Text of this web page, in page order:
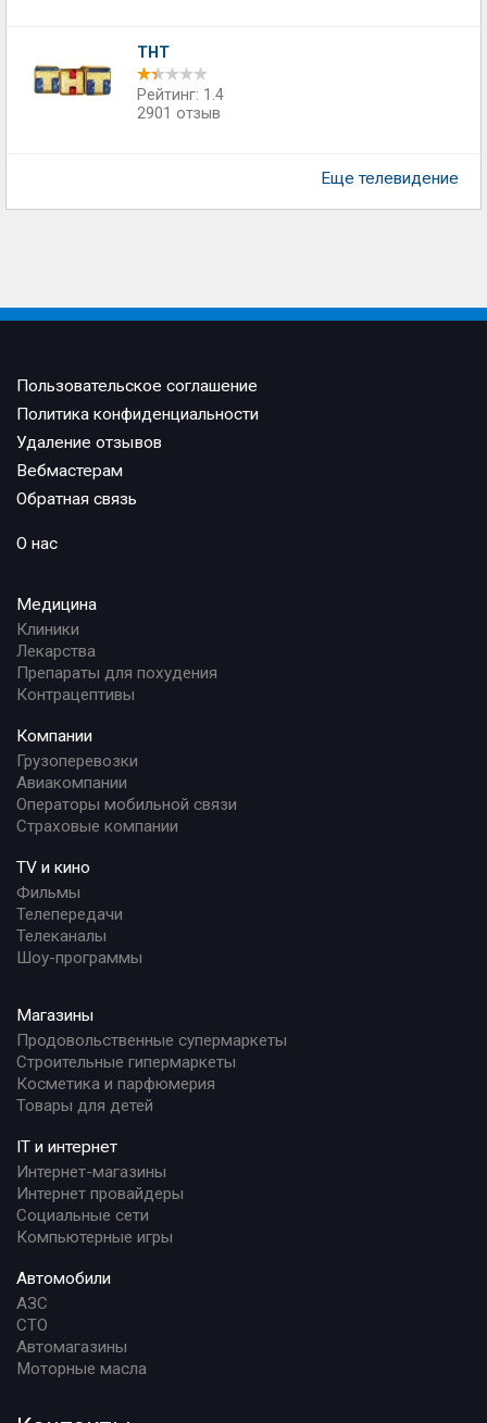
ТНТ
Рейтинг: 1.4
2901 отзыв
Еще телевидение
Пользовательское соглашение
Политика конфиденциальности
Удаление отзывов
Вебмастерам
Обратная связь
О нас
Медицина
Клиники
Лекарства
Препараты для похудения
Контрацептивы
Компании
Грузоперевозки
Авиакомпании
Операторы мобильной связи
Страховые компании
TV и кино
Фильмы
Телепередачи
Телеканалы
Шоу-программы
Магазины
Продовольственные супермаркеты
Строительные гипермаркеты
Косметика и парфюмерия
Товары для детей
IT и интернет
Интернет-магазины
Интернет провайдеры
Социальные сети
Компьютерные игры
Автомобили
АЗС
СТО
Автомагазины
Моторные масла